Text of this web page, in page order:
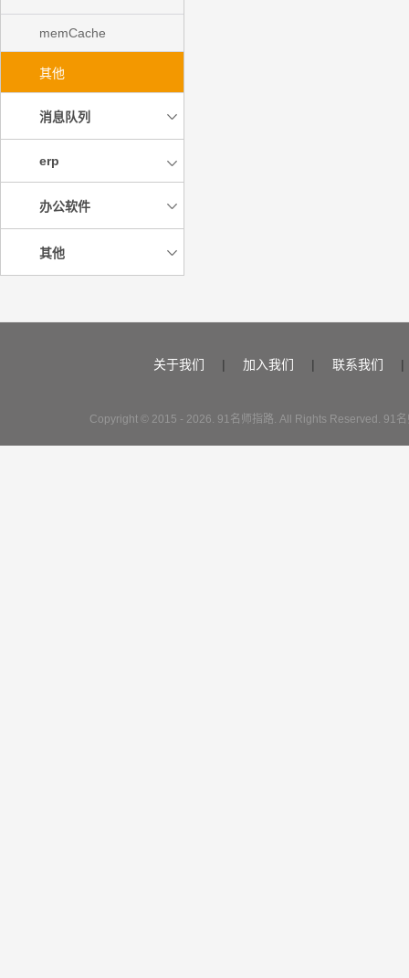
memCache
其他
消息队列
erp
办公软件
其他
关于我们 | 加入我们 | 联系我们 |
Copyright © 2015 - 2026. 91名师指路. All Rights Reserved. 91